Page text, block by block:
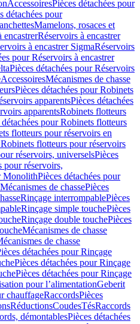
AccessoiresPièces détachées pour
détachées pour
Mamelons, rosaces et
encastrerRéservoirs à encastrer
à encastrer SigmaRéservoirs
pour Réservoirs à encastrer
Pièces détachées pour Réservoirs
AccessoiresMécanismes de chasse
Pièces détachées pour Robinets
apparentsPièces détachées
apparentsRobinets flotteurs
détachées pour Robinets flotteurs
flotteurs pour réservoirs en
flotteurs pour réservoirs
réservoirs, universelsPièces
pour réservoirs,
MonolithPièces détachées pour
Mécanismes de chassePièces
Rinçage interrompablePièces
Rinçage simple touchePièces
Rinçage double touchePièces
Mécanismes de chasse
de chasse
détachées pour Rinçage
Pièces détachées pour Rinçage
Pièces détachées pour Rinçage
pour l’alimentationGeberit
chauffageRaccordsPièces
RéductionsCoudesTésRaccords
démontablesPièces détachées